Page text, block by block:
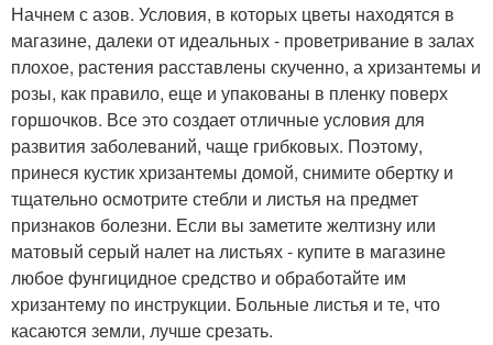
Начнем с азов. Условия, в которых цветы находятся в
магазине, далеки от идеальных - проветривание в залах
плохое, растения расставлены скученно, а хризантемы и
розы, как правило, еще и упакованы в пленку поверх
горшочков. Все это создает отличные условия для
развития заболеваний, чаще грибковых. Поэтому,
принеся кустик хризантемы домой, снимите обертку и
тщательно осмотрите стебли и листья на предмет
признаков болезни. Если вы заметите желтизну или
матовый серый налет на листьях - купите в магазине
любое фунгицидное средство и обработайте им
хризантему по инструкции. Больные листья и те, что
касаются земли, лучше срезать.